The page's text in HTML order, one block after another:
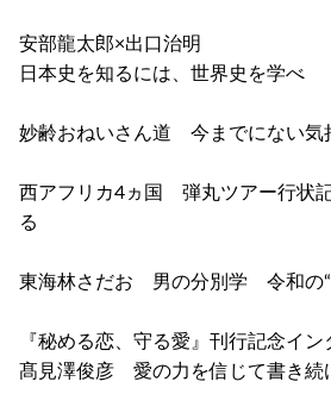
安部龍太郎×出口治明
日本史を知るには、世界史を学べ
妙齢おねいさん道 今までにない
西アフリカ4ヵ国 弾丸ツアー行状
る
東海林さだお 男の分別学 令和の“
『秘める恋、守る愛』刊行記念イン
髙見澤俊彦 愛の力を信じて書き続